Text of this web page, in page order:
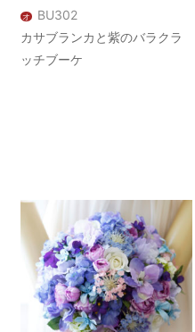
オ
BU302
カサブランカと紫のバラクラ
ッチブーケ